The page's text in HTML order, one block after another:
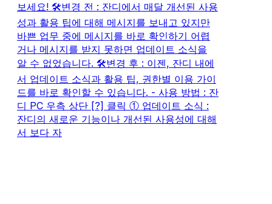
보세요! 🛠️변경 전 : ​잔디에서 매달 개선된 사용
성과 활용 팁에 대해 메시지를 보내고 있지만
바쁜 업무 중에 메시지를 바로 확인하기 어렵
거나 메시지를 받지 못하면 업데이트 소식을
알 수 없었습니다. 🛠️변경 후 : ​이젠, 잔디 내에
서 업데이트 소식과 활용 팁, 권한별 이용 가이
드를 바로 확인할 수 있습니다. ​- 사용 방법 : 잔
디 PC 우측 상단 [?] 클릭 ① 업데이트 소식 :
잔디의 새로운 기능이나 개선된 사용성에 대해
서 보다 자